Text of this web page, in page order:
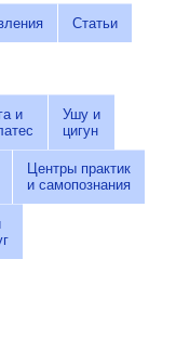
Статьи
и
Ушу и
цигун
Центры практик
и самопознания